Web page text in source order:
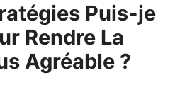
Puis-je
Rendre La
Agréable ?